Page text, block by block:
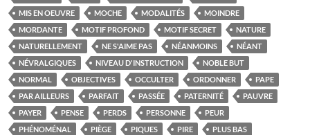
MIS EN OEUVRE
MOCHE MODALITÉS
MOINDRE
MORDANTE
MOTIF PROFOND MOTIF SECRET
NATURE
NATURELLEMENT
NE S'AIME PAS NÉANMOINS
NÉANT
NÉVRALGIQUES
NIVEAU D'INSTRUCTION
NOBLE BUT
NORMAL
OBJECTIVES OCCULTER ORDONNER
PAPE
PAR AILLEURS
PARFAIT PASSÉE PATERNITÉ
PAUVRE
PAYER
PENSE PERDS PERSONNE
PEUR
PHÉNOMÉNAL
PIÈGE PIQUES PIRE
PLUS BAS